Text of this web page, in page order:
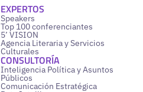
EXPERTOS
Speakers
Top 100 conferenciantes
5’ VISION
Agencia Literaria y Servicios
Culturales
CONSULTORÍA
Inteligencia Política y Asuntos
Públicos
Comunicación Estratégica